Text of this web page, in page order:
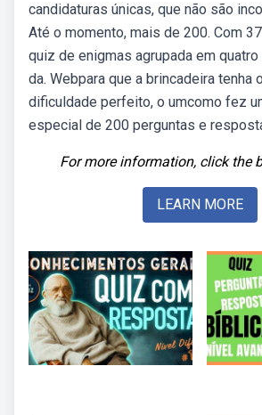
candidaturas únicas, que não são
Até o momento, mais de 200. Com
quiz de enigmas agrupada em
da. Webpara que a brincadeira tenha
dificuldade perfeito, o umcomo fez
especial de 200 perguntas e
For more information, click the
LEARN MORE